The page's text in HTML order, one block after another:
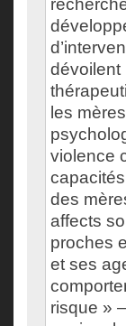
dévoilent
les
violence
des
affects
proches
et ses
risque »